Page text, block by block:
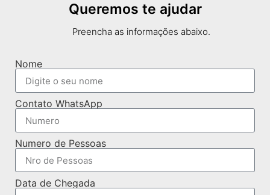
Queremos te ajudar
Preencha as informações abaixo.
Nome
Contato WhatsApp
Numero de Pessoas
Data de Chegada